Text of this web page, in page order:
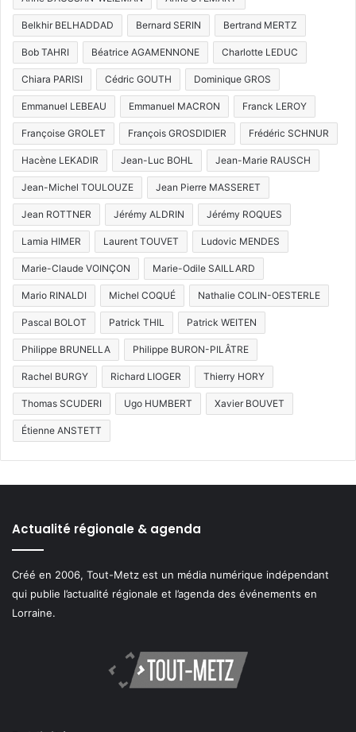
Belkhir BELHADDAD Bernard SERIN Bertrand MERTZ
Bob TAHRI Béatrice AGAMENNONE Charlotte LEDUC
Chiara PARISI Cédric GOUTH Dominique GROS
Emmanuel LEBEAU Emmanuel MACRON Franck LEROY
Françoise GROLET François GROSDIDIER Frédéric SCHNUR
Hacène LEKADIR Jean-Luc BOHL Jean-Marie RAUSCH
Jean-Michel TOULOUZE Jean Pierre MASSERET
Jean ROTTNER Jérémy ALDRIN Jérémy ROQUES
Lamia HIMER Laurent TOUVET Ludovic MENDES
Marie-Claude VOINÇON Marie-Odile SAILLARD
Mario RINALDI Michel COQUÉ Nathalie COLIN-OESTERLE
Pascal BOLOT Patrick THIL Patrick WEITEN
Philippe BRUNELLA Philippe BURON-PILÂTRE
Rachel BURGY Richard LIOGER Thierry HORY
Thomas SCUDERI Ugo HUMBERT Xavier BOUVET
Étienne ANSTETT
Actualité régionale & agenda
Créé en 2006, Tout-Metz est un média numérique indépendant
qui publie l’actualité régionale et l’agenda des événements en
Lorraine.